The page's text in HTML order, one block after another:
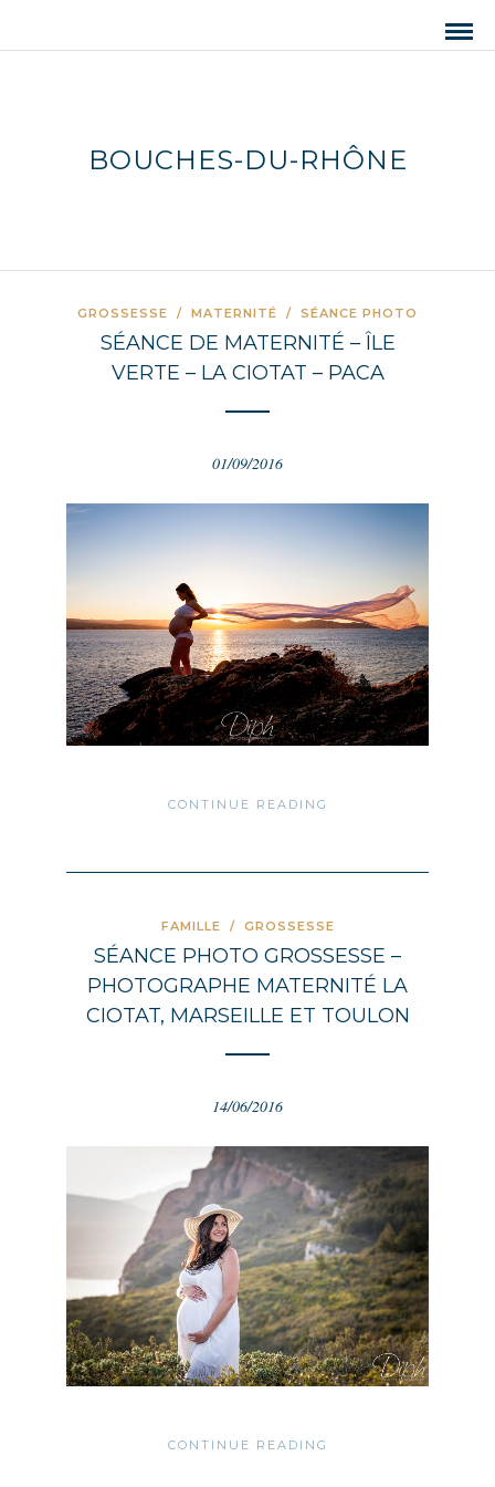
BOUCHES-DU-RHÔNE
GROSSESSE / MATERNITÉ / SÉANCE PHOTO
SÉANCE DE MATERNITÉ – ÎLE
VERTE – LA CIOTAT – PACA
01/09/2016
CONTINUE READING
FAMILLE / GROSSESSE
SÉANCE PHOTO GROSSESSE –
PHOTOGRAPHE MATERNITÉ LA
CIOTAT, MARSEILLE ET TOULON
14/06/2016
CONTINUE READING